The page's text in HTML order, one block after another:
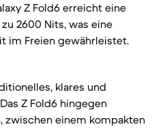
Z Fold6 erreicht eine
2600 Nits, was eine
im Freien gewährleistet.
klares und
Z Fold6 hingegen
zwischen einem kompakten